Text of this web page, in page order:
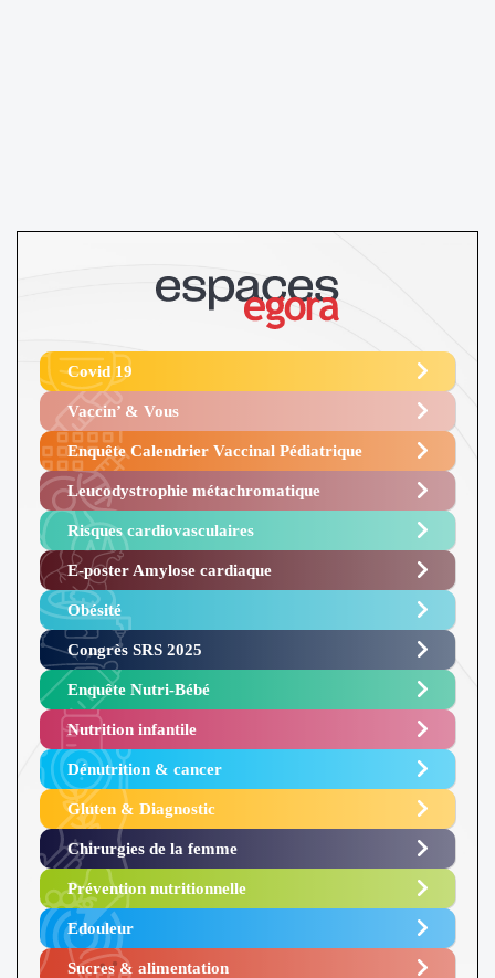
Covid 19
Vaccin’ & Vous
Enquête Calendrier Vaccinal Pédiatrique
Leucodystrophie métachromatique
Risques cardiovasculaires
E-poster Amylose cardiaque ​
Obésité ​
Congrès SRS 2025 ​
Enquête Nutri-Bébé ​
Nutrition infantile
Dénutrition & cancer
Gluten & Diagnostic
Chirurgies de la femme
Prévention nutritionnelle
Edouleur​
Sucres & alimentation​